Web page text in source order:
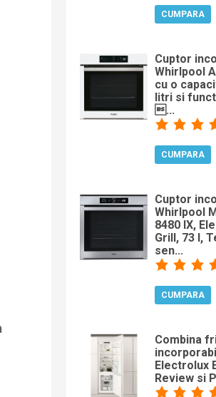
CUMPARA
Cuptor
Whirlpool
cu o
litri si
...
CUMPARA
Cuptor
Whirlpool
8480 IX,
Grill, 73 l,
sen...
CUMPARA
Combina
Electrolux
Review si